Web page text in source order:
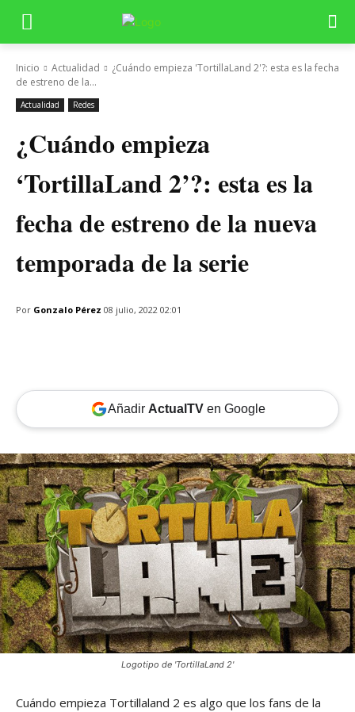
Inicio Actualidad
¿Cuándo empieza 'TortillaLand 2'?: esta es la fecha
de estreno de la...
Actualidad Redes
¿Cuándo empieza
‘TortillaLand 2’?: esta es la
fecha de estreno de la nueva
temporada de la serie
Por Gonzalo Pérez 08 julio, 2022 02:01
Añadir ActualTVen Google
Logotipo de 'TortillaLand 2'
Cuándo empieza Tortillaland 2 es algo que los fans de la